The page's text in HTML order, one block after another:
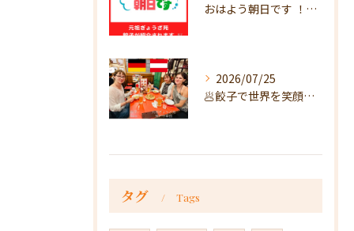
おはよう朝日です ！で放送
2026/07/25
🥟餃子で世界を笑顔に🥟
タグ Tags